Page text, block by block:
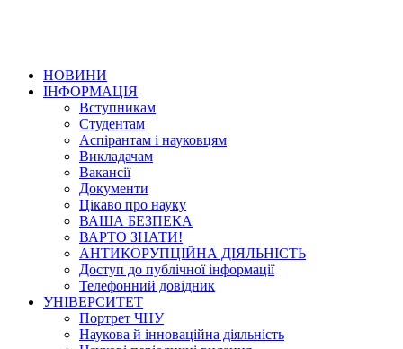
НОВИНИ
ІНФОРМАЦІЯ
Вступникам
Студентам
Аспірантам і науковцям
Викладачам
Вакансії
Документи
Цікаво про науку
ВАША БЕЗПЕКА
ВАРТО ЗНАТИ!
АНТИКОРУПЦІЙНА ДІЯЛЬНІСТЬ
Доступ до публічної інформації
Телефонний довідник
УНІВЕРСИТЕТ
Портрет ЧНУ
Наукова й інноваційна діяльність